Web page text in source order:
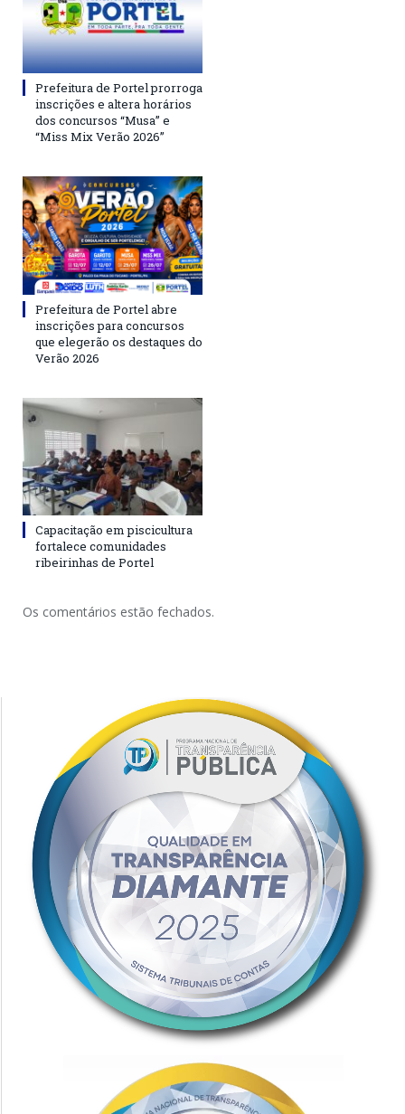
Prefeitura de Portel prorroga
inscrições e altera horários
dos concursos “Musa” e
“Miss Mix Verão 2026”
Prefeitura de Portel abre
inscrições para concursos
que elegerão os destaques do
Verão 2026
Capacitação em piscicultura
fortalece comunidades
ribeirinhas de Portel
Os comentários estão fechados.